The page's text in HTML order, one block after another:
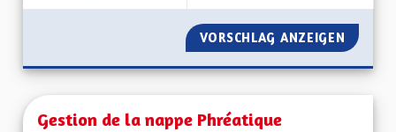
VORSCHLAG ANZEIGEN
Gestion de la nappe Phréatique